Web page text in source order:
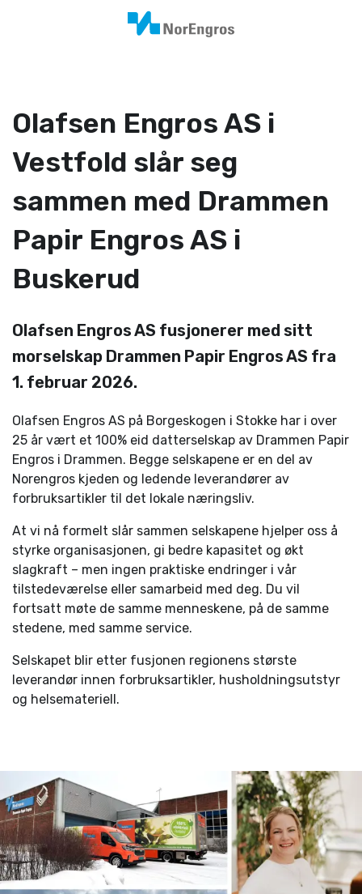
Olafsen Engros AS i
Vestfold slår seg
sammen med Drammen
Papir Engros AS i
Buskerud
Olafsen Engros AS fusjonerer med sitt
morselskap Drammen Papir Engros AS fra
1. februar 2026.
Olafsen Engros AS på Borgeskogen i Stokke har i over
25 år vært et 100% eid datterselskap av Drammen Papir
Engros i Drammen. Begge selskapene er en del av
Norengros kjeden og ledende leverandører av
forbruksartikler til det lokale næringsliv.
At vi nå formelt slår sammen selskapene hjelper oss å
styrke organisasjonen, gi bedre kapasitet og økt
slagkraft – men ingen praktiske endringer i vår
tilstedeværelse eller samarbeid med deg. Du vil
fortsatt møte de samme menneskene, på de samme
stedene, med samme service.
Selskapet blir etter fusjonen regionens største
leverandør innen forbruksartikler, husholdningsutstyr
og helsemateriell.​